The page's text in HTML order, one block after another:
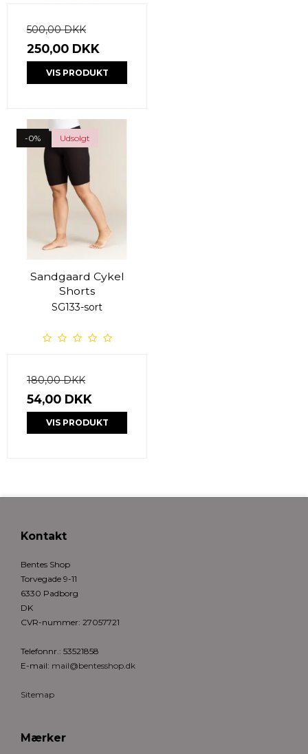
500,00 DKK
250,00 DKK
VIS PRODUKT
-0% Udsolgt
Sandgaard Cykel
Shorts
SG133-sort
180,00 DKK
54,00 DKK
VIS PRODUKT
Kontakt
Bentes Shop
Torvegade 9-11
6330 Padborg
DK
CVR-nummer: 27057721
Telefonnr. : 53521858
E-mail: mail@bentesshop.dk
Sitemap
Mærker